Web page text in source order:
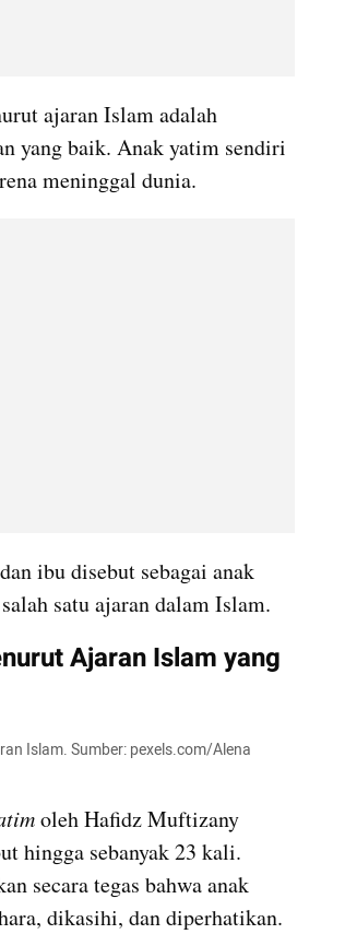
ajaran Islam adalah
yang baik. Anak yatim sendiri
meninggal dunia.
ibu disebut sebagai anak
satu ajaran dalam Islam.
Ajaran Islam yang
Islam. Sumber: pexels.com/Alena
oleh Hafidz Muftizany
hingga sebanyak 23 kali.
secara tegas bahwa anak
dikasihi, dan diperhatikan.